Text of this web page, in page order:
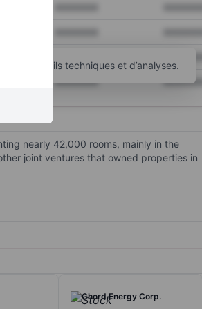
XXXXXXX XXXXXXX
outils techniques et d’analyses.
nearly 42,000 rooms, mainly in the
joint ventures that owned properties in
Chord Energy Corp.